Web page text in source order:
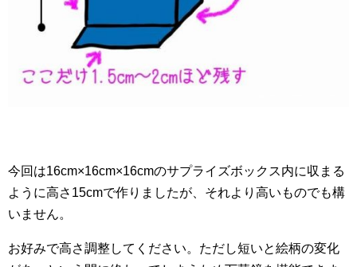
今回は16cm×16cm×16cmのサプライズボックス内に収まる
ように高さ15cmで作りましたが、それより高いものでも構
いません。
お好みで高さ調整してください。ただし短いと絵柄の変化